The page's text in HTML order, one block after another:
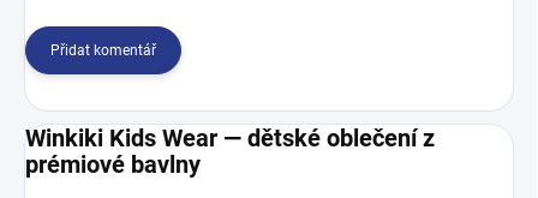
Přidat komentář
Winkiki Kids Wear — dětské oblečení z
prémiové bavlny